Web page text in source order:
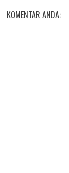
KOMENTAR ANDA: